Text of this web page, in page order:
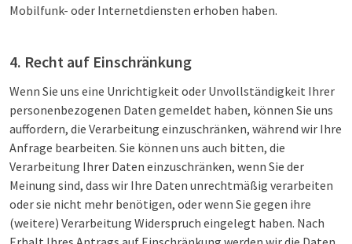
Mobilfunk- oder Internetdiensten erhoben haben.
4. Recht auf Einschränkung
Wenn Sie uns eine Unrichtigkeit oder Unvollständigkeit Ihrer
personenbezogenen Daten gemeldet haben, können Sie uns
auffordern, die Verarbeitung einzuschränken, während wir Ihre
Anfrage bearbeiten. Sie können uns auch bitten, die
Verarbeitung Ihrer Daten einzuschränken, wenn Sie der
Meinung sind, dass wir Ihre Daten unrechtmäßig verarbeiten
oder sie nicht mehr benötigen, oder wenn Sie gegen ihre
(weitere) Verarbeitung Widerspruch eingelegt haben. Nach